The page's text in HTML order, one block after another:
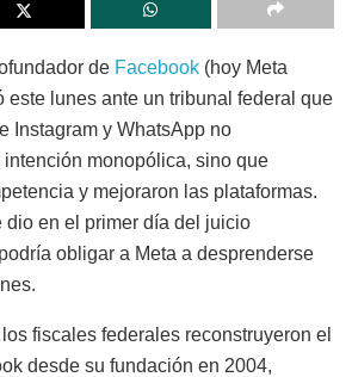
de Facebook (hoy Meta
este lunes ante un tribunal federal que
Instagram y WhatsApp no
monopólica, sino que
y mejoraron las plataformas.
dio en el primer día del juicio
obligar a Meta a desprenderse
fiscales federales reconstruyeron el
desde su fundación en 2004,